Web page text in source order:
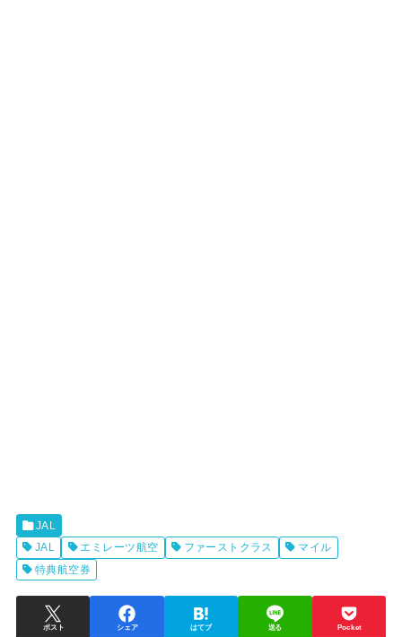
JAL
JAL
エミレーツ航空 ファーストクラス
マイル
特典航空券
ポスト シェア はてブ 送る Pocket